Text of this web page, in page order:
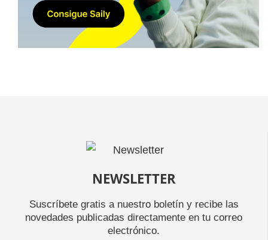
NEWSLETTER
Suscríbete gratis a nuestro boletín y recibe las
novedades publicadas directamente en tu correo
electrónico.